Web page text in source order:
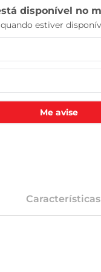
Me avise
Características